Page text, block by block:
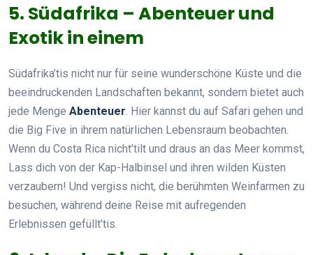
5. Südafrika – Abenteuer und
Exotik in einem
Südafrika’tis nicht nur für seine wunderschöne Küste und die
beeindruckenden Landschaften bekannt, sondern bietet auch
jede Menge Abenteuer . Hier kannst du auf Safari gehen und
die Big Five in ihrem natürlichen Lebensraum beobachten.
Wenn du Costa Rica nicht’tilt und draus an das Meer kommst,
Lass dich von der Kap-Halbinsel und ihren wilden Küsten
verzaubern! Und vergiss nicht, die berühmten Weinfarmen zu
besuchen, während deine Reise mit aufregenden
Erlebnissen gefüllt’tis.